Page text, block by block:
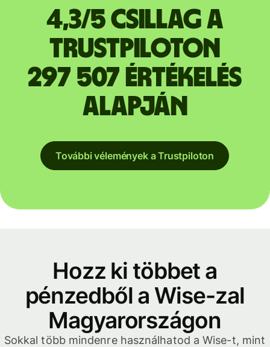
4,3/5 csillag a
Trustpiloton
297 507 értékelés
alapján
További vélemények a Trustpiloton
Hozz ki többet a
pénzedből a Wise-zal
Magyarországon
Sokkal több mindenre használhatod a Wise-t, mint